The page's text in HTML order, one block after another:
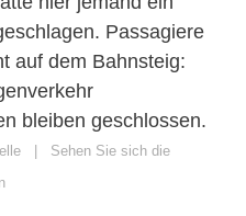
Passagiere
auf dem Bahnsteig:
bleiben geschlossen.
| Sehen Sie sich die